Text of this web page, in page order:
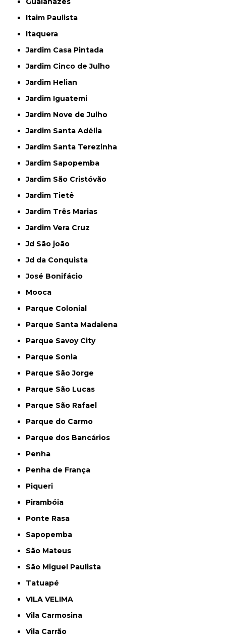
Itaim Paulista
Itaquera
Jardim Casa Pintada
Jardim Cinco de Julho
Jardim Helian
Jardim Iguatemi
Jardim Nove de Julho
Jardim Santa Adélia
Jardim Santa Terezinha
Jardim Sapopemba
Jardim São Cristóvão
Jardim Tietê
Jardim Três Marias
Jardim Vera Cruz
Jd São joão
Jd da Conquista
José Bonifácio
Mooca
Parque Colonial
Parque Santa Madalena
Parque Savoy City
Parque Sonia
Parque São Jorge
Parque São Lucas
Parque São Rafael
Parque do Carmo
Parque dos Bancários
Penha
Penha de França
Piqueri
Pirambóia
Ponte Rasa
Sapopemba
São Mateus
São Miguel Paulista
Tatuapé
VILA VELIMA
Vila Carmosina
Vila Carrão